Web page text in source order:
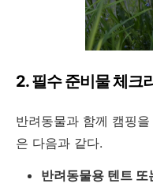
2. 필수 준비물 체크
반려동물과 함께 캠핑
은 다음과 같다.
반려동물용 텐트 또